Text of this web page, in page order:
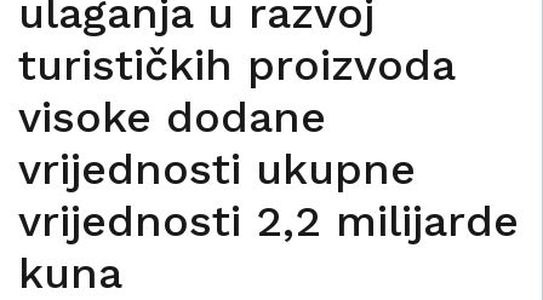
ulaganja u razvoj
turističkih proizvoda
visoke dodane
vrijednosti ukupne
vrijednosti 2,2 milijarde
kuna